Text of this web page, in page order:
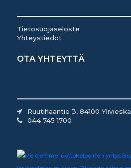
Tietosuojaseloste
Yhteystiedot
OTA YHTEYTTÄ
Ruutihaantie 3, 84100 Ylivieska
044 745 1700